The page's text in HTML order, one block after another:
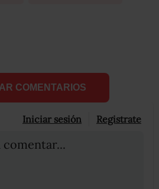
COMENTARIOS
Iniciar sesión Registrate